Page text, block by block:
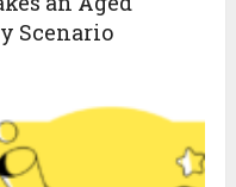
Scenario